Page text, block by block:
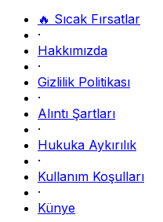
🔥 Sıcak Fırsatlar
·
Hakkımızda
·
Gizlilik Politikası
·
Alıntı Şartları
·
Hukuka Aykırılık
·
Kullanım Koşulları
·
Künye